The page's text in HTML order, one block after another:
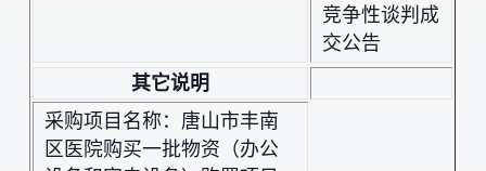
竞争性谈判成
交公告
其它说明
采购项目名称：唐山市丰南
区医院购买一批物资（办公